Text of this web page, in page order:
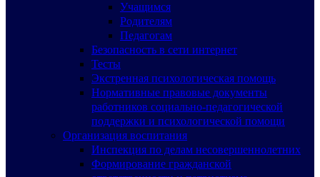
Учащимся
Родителям
Педагогам
Безопасность в сети интернет
Тесты
Экстренная психологическая помощь
Нормативные правовые документы
работников социально-педагогической
поддержки и психологической помощи
Организация воспитания
Инспекция по делам несовершеннолетних
Формирование гражданской